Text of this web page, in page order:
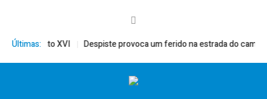
Últimas:
Bento XVI Despiste provoca um ferido na estrada do campo